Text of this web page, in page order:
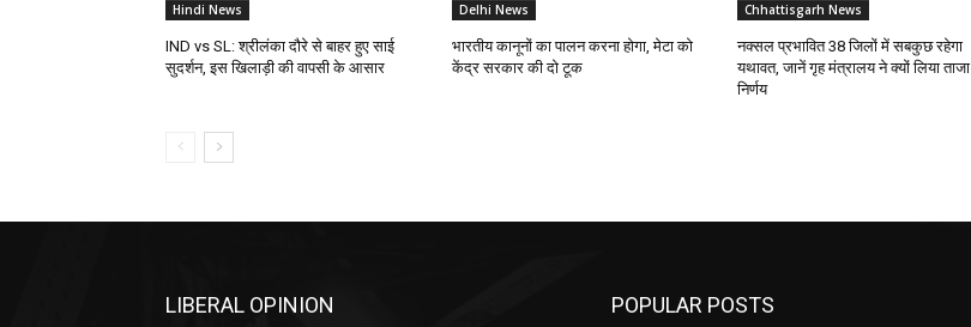
Hindi News
IND vs SL: श्रीलंका दौरे से बाहर हुए साई
सुदर्शन, इस खिलाड़ी की वापसी के आसार
Delhi News
भारतीय कानूनों का पालन करना होगा, मेटा को
केंद्र सरकार की दो टूक
Chhattisgarh News
नक्सल प्रभावित 38 जिलों में सबकुछ रहेगा
यथावत, जानें गृह मंत्रालय ने क्यों लिया ताजा
निर्णय
LIBERAL OPINION POPULAR POSTS